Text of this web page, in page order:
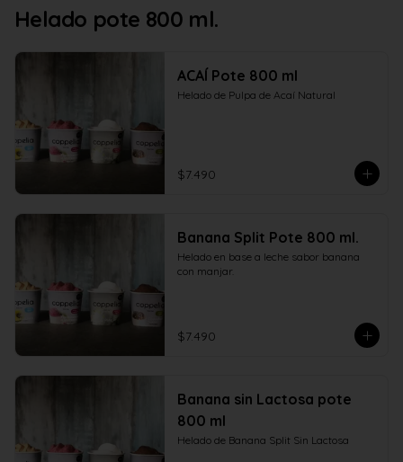
Helado pote 800 ml.
ACAÍ Pote 800 ml
Helado de Pulpa de Acaí Natural
$7.490
Banana Split Pote 800 ml.
Helado en base a leche sabor banana
con manjar.
$7.490
Banana sin Lactosa pote
800 ml
Helado de Banana Split Sin Lactosa